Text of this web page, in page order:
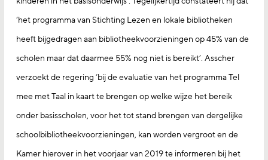
‘het programma van Stichting Lezen en lokale bibliotheken
heeft bijgedragen aan bibliotheekvoorzieningen op 45% van de
scholen maar dat daarmee 55% nog niet is bereikt’. Asscher
verzoekt de regering ‘bij de evaluatie van het programma Tel
mee met Taal in kaart te brengen op welke wijze het bereik
onder basisscholen, voor het tot stand brengen van dergelijke
schoolbibliotheekvoorzieningen, kan worden vergroot en de
Kamer hierover in het voorjaar van 2019 te informeren bij het